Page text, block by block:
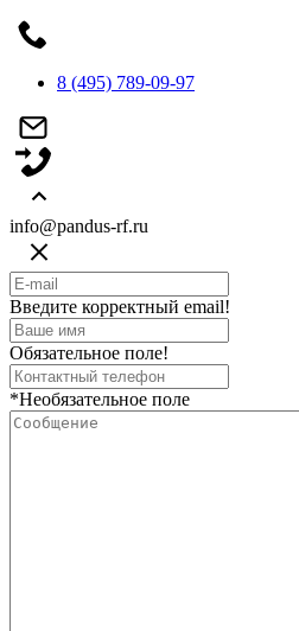
8 (495) 789-09-97
info@pandus-rf.ru
Введите корректный email!
Обязательное поле!
*Необязательное поле